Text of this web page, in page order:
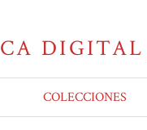
COLECCIONES